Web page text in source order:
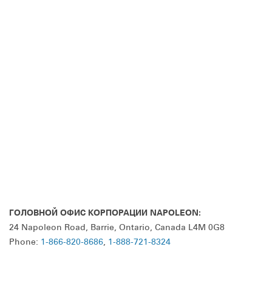
ГОЛОВНОЙ ОФИС КОРПОРАЦИИ NAPOLEON:
24 Napoleon Road, Barrie, Ontario, Canada L4M 0G8
Phone: 1-866-820-8686, 1-888-721-8324